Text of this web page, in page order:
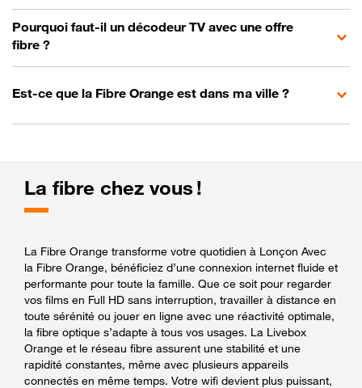
Pourquoi faut-il un décodeur TV avec une offre
fibre ?
Est-ce que la Fibre Orange est dans ma ville ?
La fibre chez vous !
La Fibre Orange transforme votre quotidien à Lonçon Avec
la Fibre Orange, bénéficiez d’une connexion internet fluide et
performante pour toute la famille. Que ce soit pour regarder
vos films en Full HD sans interruption, travailler à distance en
toute sérénité ou jouer en ligne avec une réactivité optimale,
la fibre optique s’adapte à tous vos usages. La Livebox
Orange et le réseau fibre assurent une stabilité et une
rapidité constantes, même avec plusieurs appareils
connectés en même temps. Votre wifi devient plus puissant,